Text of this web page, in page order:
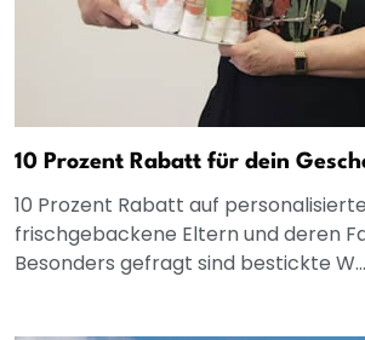
10 Prozent Rabatt für dein
10 Prozent Rabatt auf
frischgebackene Eltern und deren
Besonders gefragt sind bestickte W...